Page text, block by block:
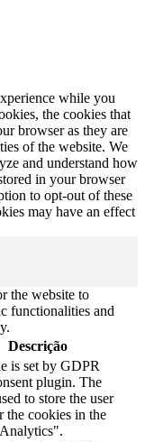
while you
the cookies that
browser as they are
of the website. We
and understand how
in your browser
to opt-out of these
may have an effect
the website to
functionalities and
Descrição
is set by GDPR
plugin. The
to store the user
the cookies in the